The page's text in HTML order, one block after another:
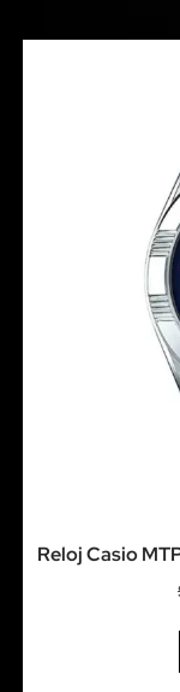
Reloj Casio